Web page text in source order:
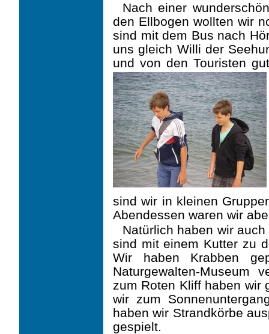
Nach einer
den Ellbogen wollten wir
sind mit dem Bus nach
uns gleich Willi der
und von den Touristen
sind wir in kleinen
Abendessen waren wir
Natürlich haben wir
sind mit einem Kutter zu
Wir haben Krabben
Naturgewalten-Museum
zum Roten Kliff haben wir
wir zum
haben wir Strandkörbe
gespielt.